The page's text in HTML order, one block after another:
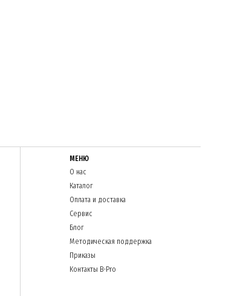
МЕНЮ
О нас
Каталог
Оплата и доставка
Сервис
Блог
Методическая поддержка
Приказы
Контакты B-Pro